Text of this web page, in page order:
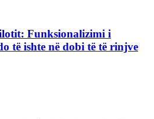
Funksionalizimi i
të ishte në dobi të të rinjve